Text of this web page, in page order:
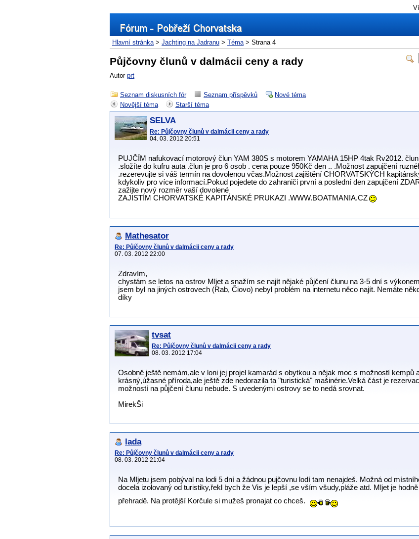
Hlavní stránka> Jachting na Jadranu > Téma> Strana 4
Půjčovny člunů v dalmácii ceny a rady
Autor prt
Seznam diskusních fór Seznam příspěvků
Nové téma
Novější téma Starší téma
SELVA
Re: Půjčovny člunů v dalmácii ceny a rady
04. 03. 2012 20:51
PUJČÍM nafukovací motorový člun YAM 380S s motorem YAMAHA 15HP 4tak Rv2012.
.složíte do kufru auta .člun je pro 6 osob . cena pouze 950Kč den .. .Možnost zapujčení
.rezerevujte si váš termín na dovolenou včas.Možnost zajištění CHORVATSKÝCH
kdykoliv pro více informací.Pokud pojedete do zahraniči první a poslední den zapujčení
zažijte nový rozměr vaší dovolené
ZAJISTÍM CHORVATSKÉ KAPITÁNSKÉ PRUKAZI .WWW.BOATMANIA.CZ
Mathesator
Re: Půjčovny člunů v dalmácii ceny a rady
07. 03. 2012 22:00
Zdravím,
chystám se letos na ostrov Mljet a snažím se najít nějaké půjčení člunu na 3-5 dní s
jsem byl na jiných ostrovech (Rab, Čiovo) nebyl problém na internetu něco najít. Nemáte
díky
tvsat
Re: Půjčovny člunů v dalmácii ceny a rady
08. 03. 2012 17:04
Osobně ještě nemám,ale v loni jej projel kamarád s obytkou a nějak moc s možností kempů
krásný,úžasné příroda,ale ještě zde nedorazila ta "turistická" mašinérie.Velká část je
možností na půjčení člunu nebude. S uvedenými ostrovy se to nedá srovnat.
MirekŠi
lada
Re: Půjčovny člunů v dalmácii ceny a rady
08. 03. 2012 21:04
Na Mljetu jsem pobýval na lodi 5 dní a žádnou pujčovnu lodí tam nenajdeš. Možná od
docela izolovaný od turistiky,řekl bych že Vis je lepší ,se vším všudy,pláže atd. Mljet je
přehradě. Na protější Korčule si mužeš pronajat co chceš.